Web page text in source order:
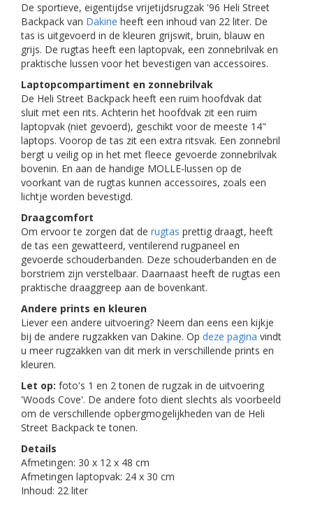
De sportieve, eigentijdse vrijetijdsrugzak '96 Heli Street
Backpack van Dakine heeft een inhoud van 22 liter. De
tas is uitgevoerd in de kleuren grijswit, bruin, blauw en
grijs. De rugtas heeft een laptopvak, een zonnebrilvak en
praktische lussen voor het bevestigen van accessoires.
Laptopcompartiment en zonnebrilvak
De Heli Street Backpack heeft een ruim hoofdvak dat
sluit met een rits. Achterin het hoofdvak zit een ruim
laptopvak (niet gevoerd), geschikt voor de meeste 14"
laptops. Voorop de tas zit een extra ritsvak. Een zonnebril
bergt u veilig op in het met fleece gevoerde zonnebrilvak
bovenin. En aan de handige MOLLE-lussen op de
voorkant van de rugtas kunnen accessoires, zoals een
lichtje worden bevestigd.
Draagcomfort
Om ervoor te zorgen dat de rugtas prettig draagt, heeft
de tas een gewatteerd, ventilerend rugpaneel en
gevoerde schouderbanden. Deze schouderbanden en de
borstriem zijn verstelbaar. Daarnaast heeft de rugtas een
praktische draaggreep aan de bovenkant.
Andere prints en kleuren
Liever een andere uitvoering? Neem dan eens een kijkje
bij de andere rugzakken van Dakine. Op deze pagina vindt
u meer rugzakken van dit merk in verschillende prints en
kleuren.
Let op: foto's 1 en 2 tonen de rugzak in de uitvoering
'Woods Cove'. De andere foto dient slechts als voorbeeld
om de verschillende opbergmogelijkheden van de Heli
Street Backpack te tonen.
Details
Afmetingen: 30 x 12 x 48 cm
Afmetingen laptopvak: 24 x 30 cm
Inhoud: 22 liter